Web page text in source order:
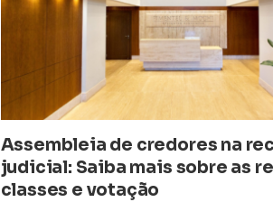
Assembleia de credores na
judicial: Saiba mais sobre as
classes e votação